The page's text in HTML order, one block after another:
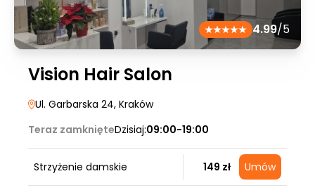
4.99/5
Vision Hair Salon
Ul. Garbarska 24, Kraków
Teraz zamknięteDzisiaj:09:00-19:00
Strzyżenie damskie 149 zł Umów